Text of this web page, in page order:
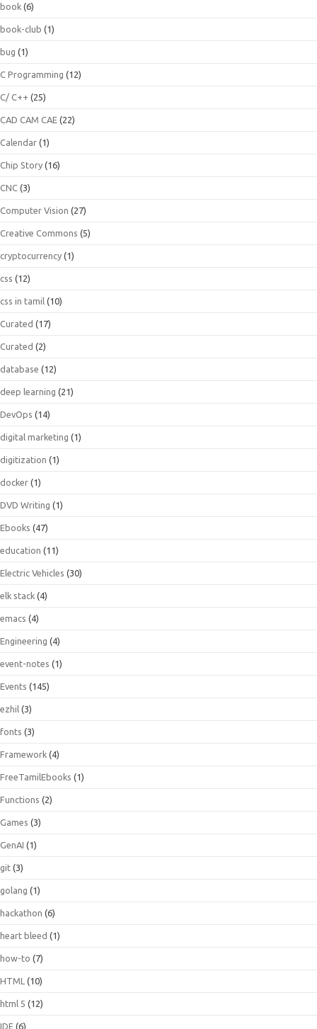
book (6)
book-club (1)
bug (1)
C Programming (12)
C/ C++ (25)
CAD CAM CAE (22)
Calendar (1)
Chip Story (16)
CNC (3)
Computer Vision (27)
Creative Commons (5)
cryptocurrency (1)
css (12)
css in tamil (10)
Curated (17)
Curated (2)
database (12)
deep learning (21)
DevOps (14)
digital marketing (1)
digitization (1)
docker (1)
DVD Writing (1)
Ebooks (47)
education (11)
Electric Vehicles (30)
elk stack (4)
emacs (4)
Engineering (4)
event-notes (1)
Events (145)
ezhil (3)
fonts (3)
Framework (4)
FreeTamilEbooks (1)
Functions (2)
Games (3)
GenAI (1)
git (3)
golang (1)
hackathon (6)
heart bleed (1)
how-to (7)
HTML (10)
html 5 (12)
IDE (6)